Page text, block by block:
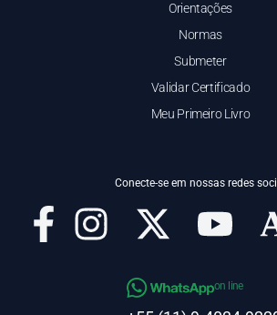
Orientações
Normas
Submeter
Validar Certificado
Meu Primeiro Livro
Conecte-se em nossas redes
on line